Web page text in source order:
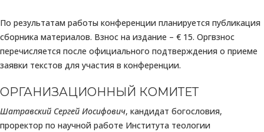
По результатам работы конференции планируется публикация
сборника материалов. Взнос на издание – € 15. Оргвзнос
перечисляется после официального подтверждения о приеме
заявки текстов для участия в конференции.
ОРГАНИЗАЦИОННЫЙ КОМИТЕТ
Шатравский Сергей Иосифович, кандидат богословия,
проректор по научной работе Института теологии